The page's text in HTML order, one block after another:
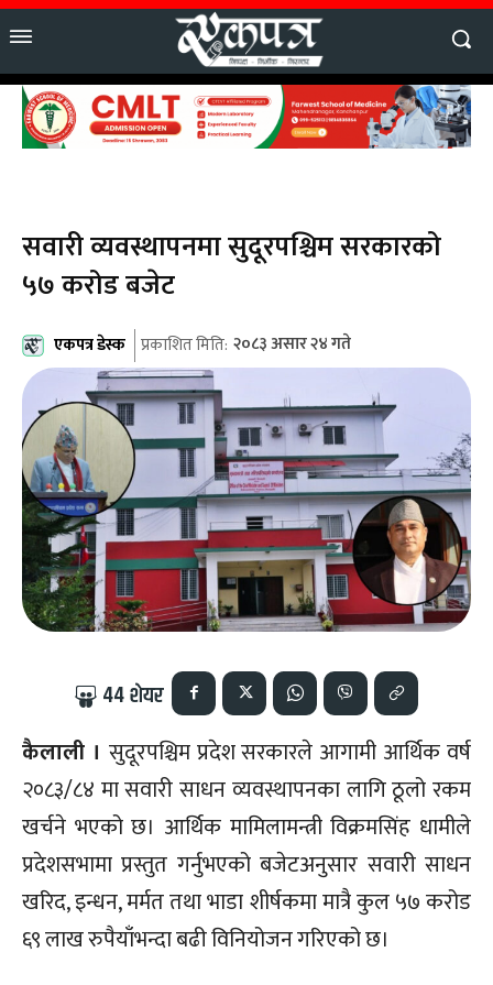
सवारी व्यवस्थापनमा सुदूरपश्चिम सरकारको
५७ करोड बजेट
एकपत्र डेस्क प्रकाशित मिति: २०८३ असार २४ गते
44शेयर
कैलाली । सुदूरपश्चिम प्रदेश सरकारले आगामी आर्थिक वर्ष
२०८३/८४ मा सवारी साधन व्यवस्थापनका लागि ठूलो रकम
खर्चने भएको छ। आर्थिक मामिलामन्त्री विक्रमसिंह धामीले
प्रदेशसभामा प्रस्तुत गर्नुभएको बजेटअनुसार सवारी साधन
खरिद, इन्धन, मर्मत तथा भाडा शीर्षकमा मात्रै कुल ५७ करोड
६९ लाख रुपैयाँभन्दा बढी विनियोजन गरिएको छ।